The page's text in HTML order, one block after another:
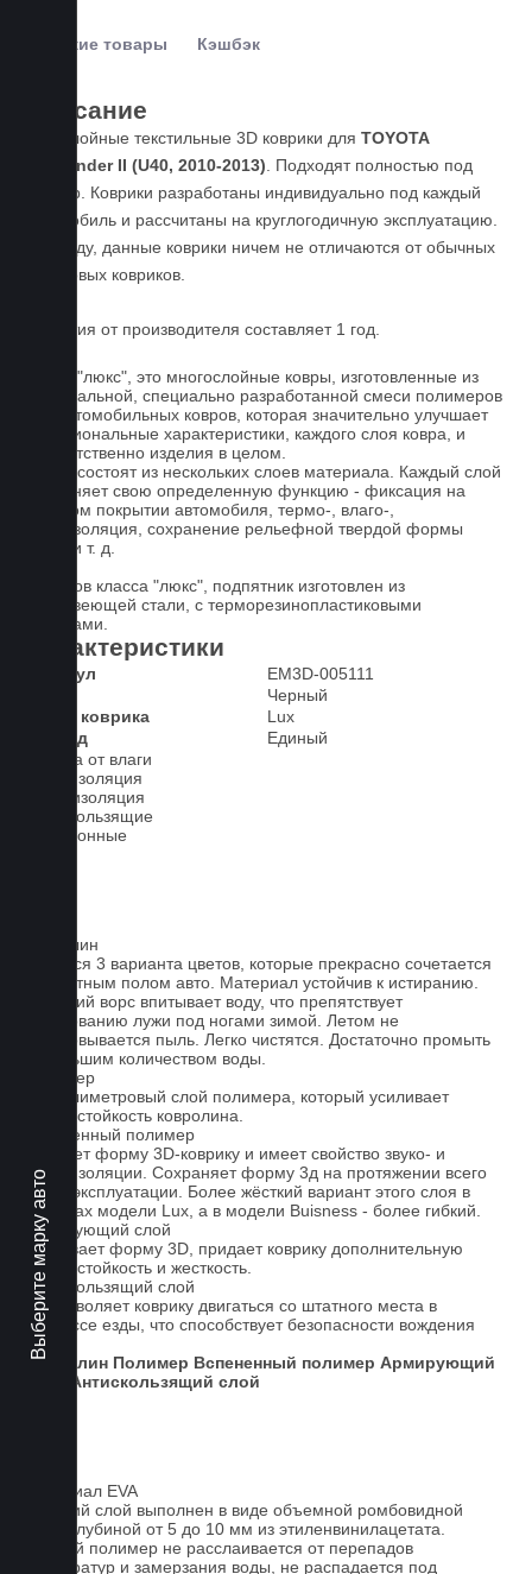
Выберите марку авто
Похожие товары Кэшбэк
Описание
Пятислойные текстильные 3D коврики для TOYOTA
Highlander II (U40, 2010-2013) . Подходят полностью под
размер. Коврики разработаны индивидуально под каждый
автомобиль и рассчитаны на круглогодичную эксплуатацию.
По уходу, данные коврики ничем не отличаются от обычных
резиновых ковриков.
Гарантия от производителя составляет 1 год.
Ковры "люкс", это многослойные ковры, изготовленные из
оригинальной, специально разработанной смеси полимеров
для автомобильных ковров, которая значительно улучшает
функциональные характеристики, каждого слоя ковра, и
соответственно изделия в целом.
Ковры состоят из нескольких слоев материала. Каждый слой
выполняет свою определенную функцию - фиксация на
штатном покрытии автомобиля, термо-, влаго-,
звукоизоляция, сохранение рельефной твердой формы
ковра и т. д.
У ковров класса "люкс", подпятник изготовлен из
нержавеющей стали, с терморезинопластиковыми
вставками.
Характеристики
Артикул
EM3D-005111
Черный
Класс коврика
Lux
2-й ряд
Единый
Защита от влаги
Шумоизоляция
Теплоизоляция
Антискользящие
Всесезонные
Ковролин
Имеется 3 варианта цветов, которые прекрасно сочетается
со штатным полом авто. Материал устойчив к истиранию.
Короткий ворс впитывает воду, что препятствует
образованию лужи под ногами зимой. Летом не
образовывается пыль. Легко чистятся. Достаточно промыть
небольшим количеством воды.
Полимер
1-миллиметровый слой полимера, который усиливает
износостойкость ковролина.
Вспененный полимер
Придает форму 3D-коврику и имеет свойство звуко- и
теплоизоляции. Сохраняет форму 3д на протяжении всего
срока эксплуатации. Более жёсткий вариант этого слоя в
ковриках модели Lux, а в модели Buisness - более гибкий.
Армирующий слой
Усиливает форму 3D, придает коврику дополнительную
износостойкость и жесткость.
Антискользящий слой
Не позволяет коврику двигаться со штатного места в
процессе езды, что способствует безопасности вождения
авто.
Ковролин Полимер Вспененный полимер Армирующий
Антискользящий слой
Материал EVA
Верхний слой выполнен в виде объемной ромбовидной
сетки глубиной от 5 до 10 мм из этиленвинилацетата.
Данный полимер не расслаивается от перепадов
температур и замерзания воды, не распадается под